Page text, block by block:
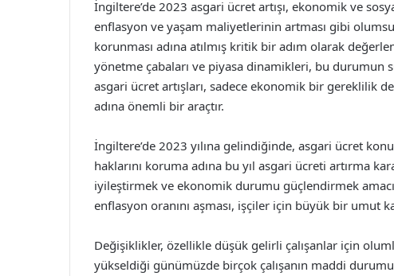
İngiltere’de 2023 asgari ücret artışı, ekonomik ve
enflasyon ve yaşam maliyetlerinin artması gibi
korunması adına atılmış kritik bir adım olarak
yönetme çabaları ve piyasa dinamikleri, bu durumun
asgari ücret artışları, sadece ekonomik bir gereklilik
adına önemli bir araçtır.
İngiltere’de 2023 yılına gelindiğinde, asgari ücret
haklarını koruma adına bu yıl asgari ücreti artırma
iyileştirmek ve ekonomik durumu güçlendirmek
enflasyon oranını aşması, işçiler için büyük bir umut
Değişiklikler, özellikle düşük gelirli çalışanlar için
yükseldiği günümüzde birçok çalışanın maddi